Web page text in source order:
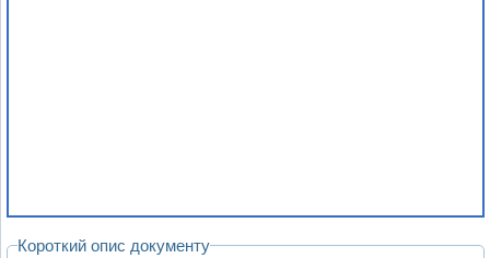
Короткий опис документу